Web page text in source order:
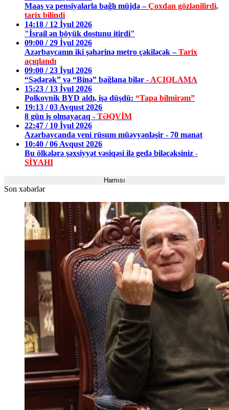
Maaş və pensiyalarla bağlı müjdə –Çoxdan gözlənilirdi,
tarix bilindi
14:18 / 12 İyul 2026
"İsrail ən böyük dostunu itirdi"
09:00 / 29 İyul 2026
Azərbaycanın iki şəhərinə metro çəkiləcək –Tarix
açıqlandı
09:00 / 23 İyul 2026
“Sədərək” və “Binə” bağlana bilər - AÇIQLAMA
15:23 / 13 İyul 2026
Polkovnik BYD aldı, işə düşdü: “Tapa bilmirəm”
19:13 / 03 Avqust 2026
8 gün iş olmayacaq - TƏQVİM
22:47 / 10 İyul 2026
Azərbaycanda yeni rüsum müəyyənləşir - 70 manat
10:40 / 06 Avqust 2026
Bu ölkələrə şəxsiyyət vəsiqəsi ilə gedə biləcəksiniz -
SİYAHI
Hamısı
Son xəbərlər